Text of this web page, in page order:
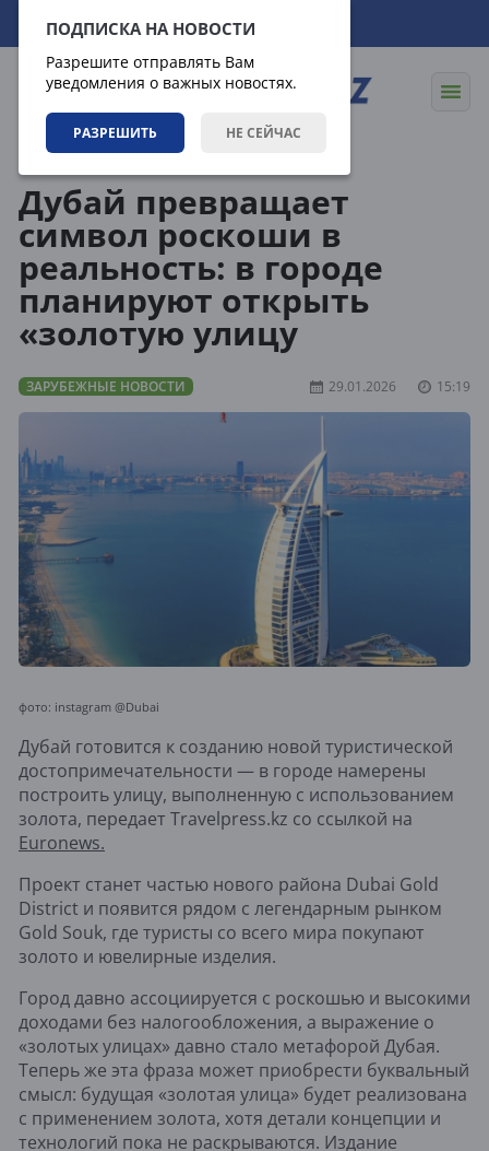
ПОДПИСКА НА НОВОСТИ
Разрешите отправлять Вам
уведомления о важных новостях.
РАЗРЕШИТЬ НЕ СЕЙЧАС
11.08.2026 00:55:06
Дубай превращает
символ роскоши в
реальность: в городе
планируют открыть
«золотую улицу
ЗАРУБЕЖНЫЕ НОВОСТИ 29.01.2026 15:19
фото: instagram @Dubai
Дубай готовится к созданию новой туристической
достопримечательности — в городе намерены
построить улицу, выполненную с использованием
золота, передает Travelpress.kz со ссылкой на
Euronews.
Проект станет частью нового района Dubai Gold
District и появится рядом с легендарным рынком
Gold Souk, где туристы со всего мира покупают
золото и ювелирные изделия.
Город давно ассоциируется с роскошью и высокими
доходами без налогообложения, а выражение о
«золотых улицах» давно стало метафорой Дубая.
Теперь же эта фраза может приобрести буквальный
смысл: будущая «золотая улица» будет реализована
с применением золота, хотя детали концепции и
технологий пока не раскрываются. Издание